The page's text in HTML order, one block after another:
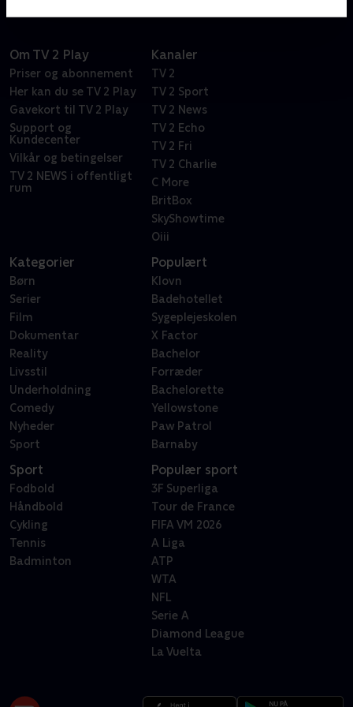
Om TV 2 Play
Priser og abonnement
Her kan du se TV 2 Play
Gavekort til TV 2 Play
Support og
Kundecenter
Vilkår og betingelser
TV 2 NEWS i offentligt
rum
Kanaler
TV 2
TV 2 Sport
TV 2 News
TV 2 Echo
TV 2 Fri
TV 2 Charlie
C More
BritBox
SkyShowtime
Oiii
Kategorier
Børn
Serier
Film
Dokumentar
Reality
Livsstil
Underholdning
Comedy
Nyheder
Sport
Populært
Klovn
Badehotellet
Sygeplejeskolen
X Factor
Bachelor
Forræder
Bachelorette
Yellowstone
Paw Patrol
Barnaby
Sport
Fodbold
Håndbold
Cykling
Tennis
Badminton
Populær sport
3F Superliga
Tour de France
FIFA VM 2026
A Liga
ATP
WTA
NFL
Serie A
Diamond League
La Vuelta